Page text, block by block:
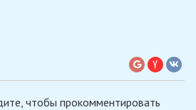
чтобы прокомментировать